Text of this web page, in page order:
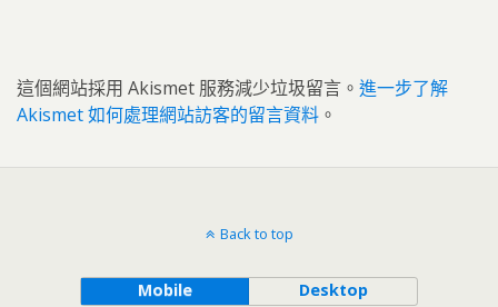
這個網站採用 Akismet 服務減少垃圾留言。 進一步了解
Akismet 如何處理網站訪客的留言資料 。
Back to top
Mobile Desktop